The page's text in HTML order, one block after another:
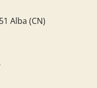
Alba (CN)